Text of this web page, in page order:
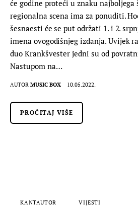
će godine proteći u znaku najboljega
regionalna scena ima za ponuditi.
šesnaesti će se put održati 1. i 2.
imena ovogodišnjeg izdanja. Uvijek
duo Krankšvester jedni su od
Nastupom na…
AUTOR MUSIC BOX 10.05.2022.
PROČITAJ VIŠE
KANTAUTOR VIJESTI